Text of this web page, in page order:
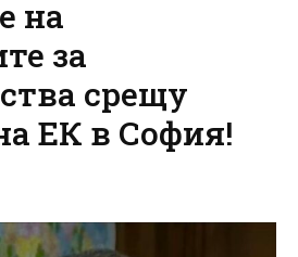
на
за
срещу
ЕК в София!